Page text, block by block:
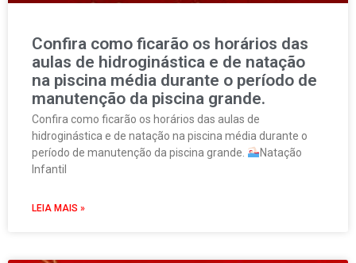
Confira como ficarão os horários das
aulas de hidroginástica e de natação
na piscina média durante o período de
manutenção da piscina grande.
Confira como ficarão os horários das aulas de
hidroginástica e de natação na piscina média durante o
período de manutenção da piscina grande.
Natação
Infantil
LEIA MAIS »